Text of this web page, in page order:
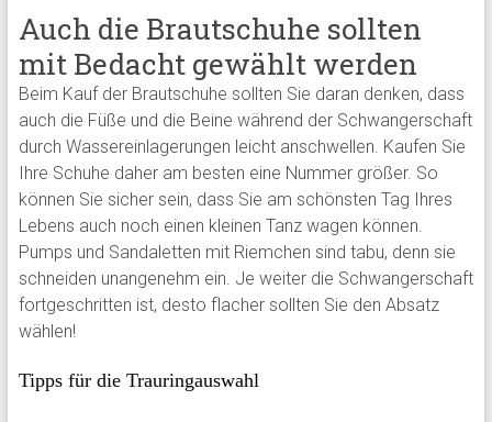
Auch die Brautschuhe sollten
mit Bedacht gewählt werden
Beim Kauf der Brautschuhe sollten Sie daran denken, dass
auch die Füße und die Beine während der Schwangerschaft
durch Wassereinlagerungen leicht anschwellen. Kaufen Sie
Ihre Schuhe daher am besten eine Nummer größer. So
können Sie sicher sein, dass Sie am schönsten Tag Ihres
Lebens auch noch einen kleinen Tanz wagen können.
Pumps und Sandaletten mit Riemchen sind tabu, denn sie
schneiden unangenehm ein. Je weiter die Schwangerschaft
fortgeschritten ist, desto flacher sollten Sie den Absatz
wählen!
Tipps für die Trauringauswahl